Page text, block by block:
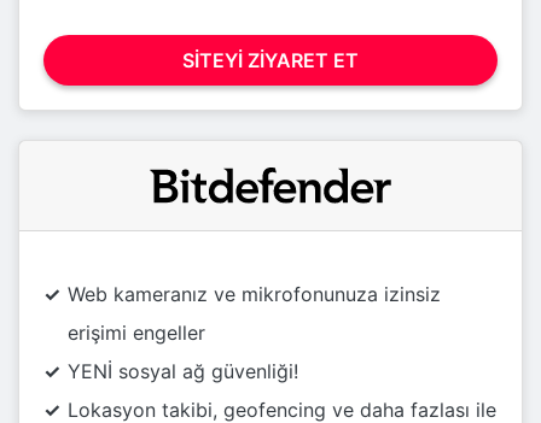
SITEYI ZIYARET ET
Web kameranız ve mikrofonunuza izinsiz
erişimi engeller
YENİ sosyal ağ güvenliği!
Lokasyon takibi, geofencing ve daha fazlası ile